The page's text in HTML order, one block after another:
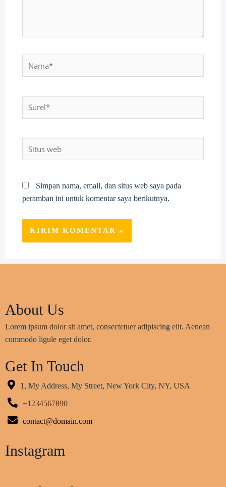
Simpan nama, email, dan situs web saya pada
peramban ini untuk komentar saya berikutnya.
About Us
Lorem ipsum dolor sit amet, consectetuer adipiscing elit. Aenean
commodo ligule eget dolor.
Get In Touch
1, My Address, My Street, New York City, NY, USA
+1234567890
contact@domain.com
Instagram